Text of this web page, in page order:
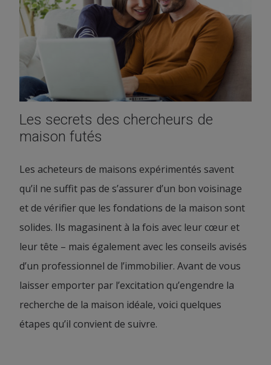
Les secrets des chercheurs de
maison futés
Les acheteurs de maisons expérimentés savent
qu’il ne suffit pas de s’assurer d’un bon voisinage
et de vérifier que les fondations de la maison sont
solides. Ils magasinent à la fois avec leur cœur et
leur tête – mais également avec les conseils avisés
d’un professionnel de l’immobilier. Avant de vous
laisser emporter par l’excitation qu’engendre la
recherche de la maison idéale, voici quelques
étapes qu’il convient de suivre.